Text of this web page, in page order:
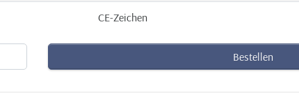
CE-Zeichen
Bestellen